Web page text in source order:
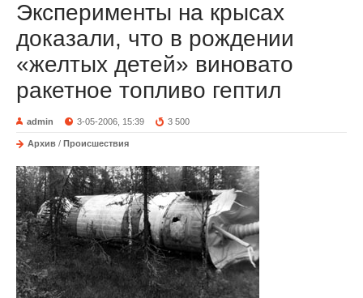
Эксперименты на крысах
доказали, что в рождении
«желтых детей» виновато
ракетное топливо гептил
admin 3-05-2006, 15:39 3 500
Архив / Происшествия